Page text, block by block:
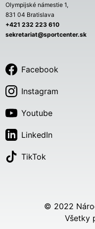
Olympijské námestie 1,
831 04 Bratislava
+421 232 223 610
sekretariat@sportcenter.sk
Facebook
Instagram
Youtube
LinkedIn
TikTok
© 2022
Všetky